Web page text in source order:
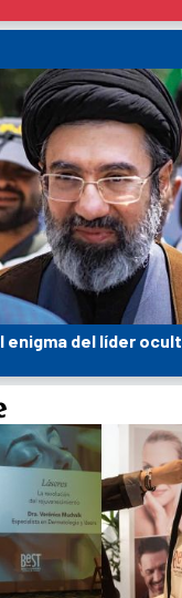
enigma del líder